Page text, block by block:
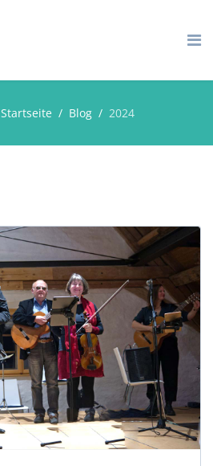
Startseite Blog 2024